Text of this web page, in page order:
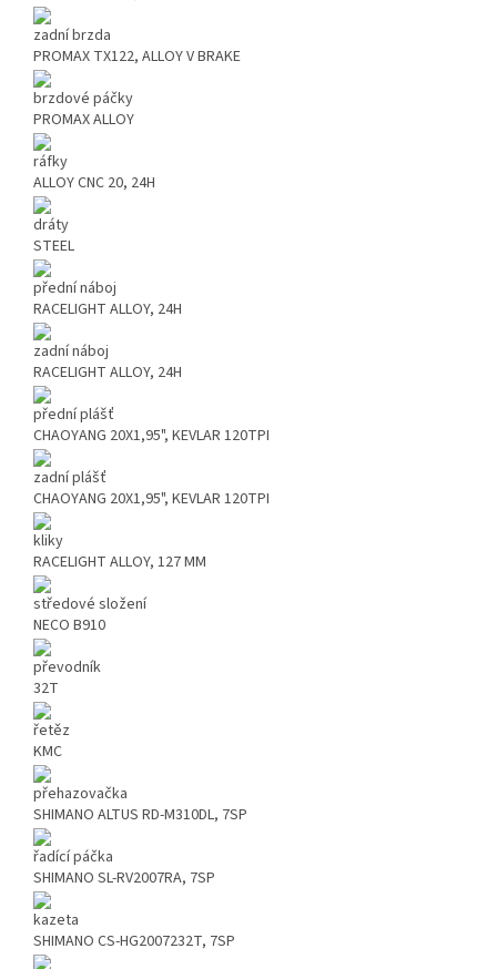
zadní brzda
PROMAX TX122, ALLOY V BRAKE
brzdové páčky
PROMAX ALLOY
ráfky
ALLOY CNC 20, 24H
dráty
STEEL
přední náboj
RACELIGHT ALLOY, 24H
zadní náboj
RACELIGHT ALLOY, 24H
přední plášť
CHAOYANG 20X1,95", KEVLAR 120TPI
zadní plášť
CHAOYANG 20X1,95", KEVLAR 120TPI
kliky
RACELIGHT ALLOY, 127 MM
středové složení
NECO B910
převodník
32T
řetěz
KMC
přehazovačka
SHIMANO ALTUS RD-M310DL, 7SP
řadící páčka
SHIMANO SL-RV2007RA, 7SP
kazeta
SHIMANO CS-HG2007232T, 7SP